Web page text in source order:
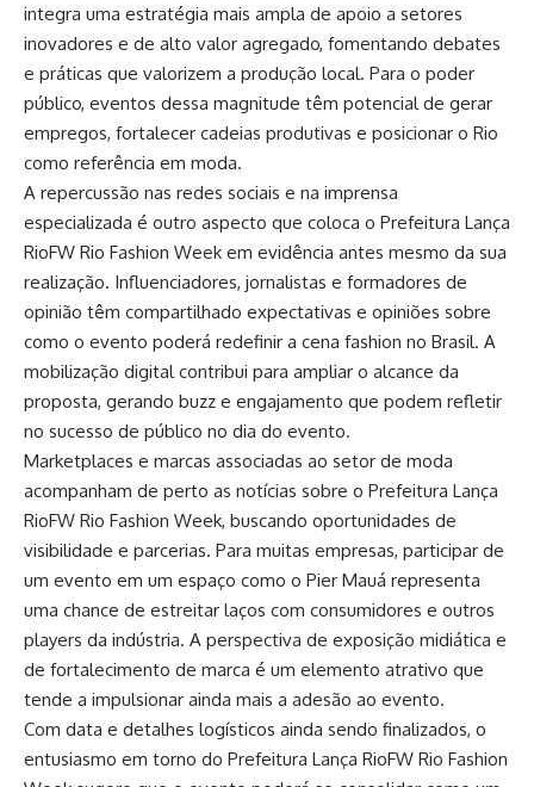
integra uma estratégia mais ampla de apoio a setores
inovadores e de alto valor agregado, fomentando debates
e práticas que valorizem a produção local. Para o poder
público, eventos dessa magnitude têm potencial de gerar
empregos, fortalecer cadeias produtivas e posicionar o Rio
como referência em moda.
A repercussão nas redes sociais e na imprensa
especializada é outro aspecto que coloca o Prefeitura Lança
RioFW Rio Fashion Week em evidência antes mesmo da sua
realização. Influenciadores, jornalistas e formadores de
opinião têm compartilhado expectativas e opiniões sobre
como o evento poderá redefinir a cena fashion no Brasil. A
mobilização digital contribui para ampliar o alcance da
proposta, gerando buzz e engajamento que podem refletir
no sucesso de público no dia do evento.
Marketplaces e marcas associadas ao setor de moda
acompanham de perto as notícias sobre o Prefeitura Lança
RioFW Rio Fashion Week, buscando oportunidades de
visibilidade e parcerias. Para muitas empresas, participar de
um evento em um espaço como o Pier Mauá representa
uma chance de estreitar laços com consumidores e outros
players da indústria. A perspectiva de exposição midiática e
de fortalecimento de marca é um elemento atrativo que
tende a impulsionar ainda mais a adesão ao evento.
Com data e detalhes logísticos ainda sendo finalizados, o
entusiasmo em torno do Prefeitura Lança RioFW Rio Fashion